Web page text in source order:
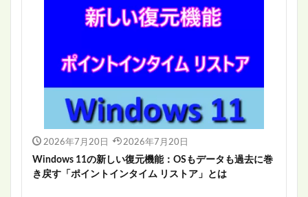
2026年7月20日 2026年7月20日
Windows 11の新しい復元機能：OSもデータも過去に巻
き戻す「ポイントインタイム リストア」とは